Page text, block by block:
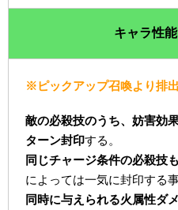
キャラ性
※ピックアップ召喚より排出
敵の必殺技のうち、妨害効
ターン封印する。
同じチャージ条件の必殺技
によっては一気に封印する事
同時に与えられる火属性ダ